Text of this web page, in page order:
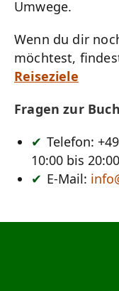
Umwege.
Wenn du dir
möchtest,
Reiseziele
Fragen zur
Telefon:
10:00 bis
E-Mail: